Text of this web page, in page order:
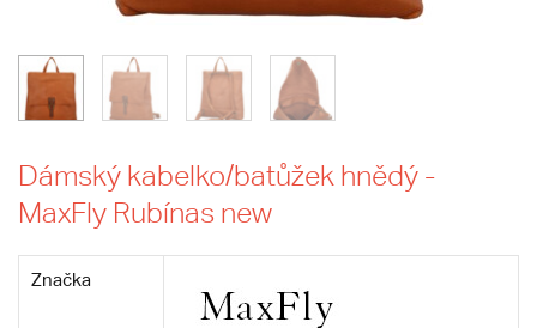
Dámský kabelko/batůžek hnědý -
MaxFly Rubínas new
Značka